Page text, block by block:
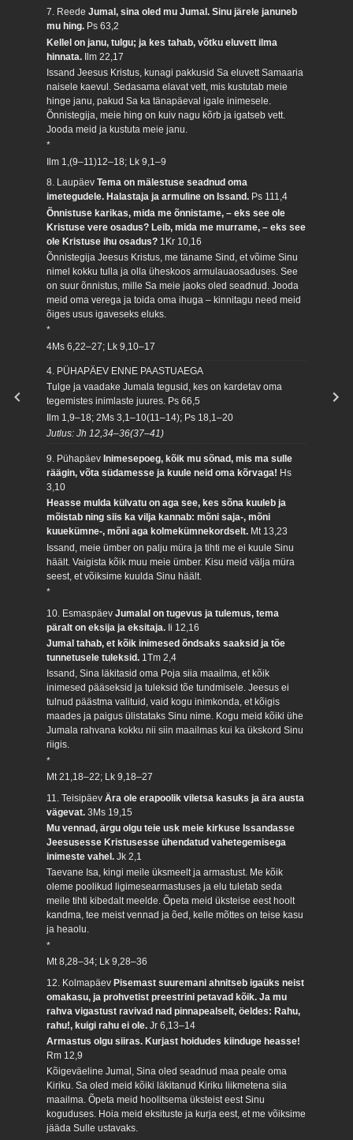
7. ReedeJumal, sina oled mu Jumal. Sinu järele januneb
mu hing. Ps 63,2
Kellel on janu, tulgu; ja kes tahab, võtku eluvett ilma
hinnata. Ilm 22,17
Issand Jeesus Kristus, kunagi pakkusid Sa eluvett Samaaria
naisele kaevul. Sedasama elavat vett, mis kustutab meie
hinge janu, pakud Sa ka tänapäeval igale inimesele.
Õnnistegija, meie hing on kuiv nagu kõrb ja igatseb vett.
Jooda meid ja kustuta meie janu.
*
Ilm 1,(9–11)12–18; Lk 9,1–9
8. LaupäevTema on mälestuse seadnud oma
imetegudele. Halastaja ja armuline on Issand. Ps 111,4
Õnnistuse karikas, mida me õnnistame, – eks see ole
Kristuse vere osadus? Leib, mida me murrame, – eks see
ole Kristuse ihu osadus? 1Kr 10,16
Õnnistegija Jeesus Kristus, me täname Sind, et võime Sinu
nimel kokku tulla ja olla üheskoos armulauaosaduses. See
on suur õnnistus, mille Sa meie jaoks oled seadnud. Jooda
meid oma verega ja toida oma ihuga – kinnitagu need meid
õiges usus igaveseks eluks.
*
4Ms 6,22–27; Lk 9,10–17
4. PÜHAPÄEV ENNE PAASTUAEGA
Tulge ja vaadake Jumala tegusid, kes on kardetav oma
tegemistes inimlaste juures. Ps 66,5
Ilm 1,9–18; 2Ms 3,1–10(11–14); Ps 18,1–20
Jutlus: Jh 12,34–36(37–41)
9. Pühapäev Inimesepoeg, kõik mu sõnad, mis ma sulle
räägin, võta südamesse ja kuule neid oma kõrvaga! Hs
3,10
Heasse mulda külvatu on aga see, kes sõna kuuleb ja
mõistab ning siis ka vilja kannab: mõni saja-, mõni
kuuekümne-, mõni aga kolmekümnekordselt. Mt 13,23
Issand, meie ümber on palju müra ja tihti me ei kuule Sinu
häält. Vaigista kõik muu meie ümber. Kisu meid välja müra
seest, et võiksime kuulda Sinu häält.
*
10. EsmaspäevJumalal on tugevus ja tulemus, tema
päralt on eksija ja eksitaja. Ii 12,16
Jumal tahab, et kõik inimesed õndsaks saaksid ja tõe
tunnetusele tuleksid. 1Tm 2,4
Issand, Sina läkitasid oma Poja siia maailma, et kõik
inimesed pääseksid ja tuleksid tõe tundmisele. Jeesus ei
tulnud päästma valituid, vaid kogu inimkonda, et kõigis
maades ja paigus ülistataks Sinu nime. Kogu meid kõiki ühe
Jumala rahvana kokku nii siin maailmas kui ka ükskord Sinu
riigis.
*
Mt 21,18–22; Lk 9,18–27
11. TeisipäevÄra ole erapoolik viletsa kasuks ja ära austa
vägevat.3Ms 19,15
Mu vennad, ärgu olgu teie usk meie kirkuse Issandasse
Jeesusesse Kristusesse ühendatud vahetegemisega
inimeste vahel.Jk 2,1
Taevane Isa, kingi meile üksmeelt ja armastust. Me kõik
oleme poolikud ligimesearmastuses ja elu tuletab seda
meile tihti kibedalt meelde. Õpeta meid üksteise eest hoolt
kandma, tee meist vennad ja õed, kelle mõttes on teise kasu
ja heaolu.
*
Mt 8,28–34; Lk 9,28–36
12. KolmapäevPisemast suuremani ahnitseb igaüks neist
omakasu, ja prohvetist preestrini petavad kõik. Ja mu
rahva vigastust ravivad nad pinnapealselt, öeldes: Rahu,
rahu!, kuigi rahu ei ole.Jr 6,13–14
Armastus olgu siiras. Kurjast hoidudes kiinduge heasse!
Rm 12,9
Kõigeväeline Jumal, Sina oled seadnud maa peale oma
Kiriku. Sa oled meid kõiki läkitanud Kiriku liikmetena siia
maailma. Õpeta meid hoolitsema üksteist eest Sinu
koguduses. Hoia meid eksituste ja kurja eest, et me võiksime
jääda Sulle ustavaks.